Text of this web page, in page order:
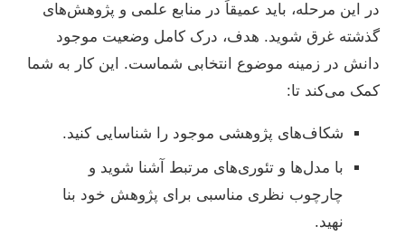
در این مرحله، باید عمیقاً در منابع علمی و پژوهش‌های
گذشته غرق شوید. هدف، درک کامل وضعیت موجود
دانش در زمینه موضوع انتخابی شماست. این کار به شما
کمک می‌کند تا:
شکاف‌های پژوهشی موجود را شناسایی کنید.
با مدل‌ها و تئوری‌های مرتبط آشنا شوید و
چارچوب نظری مناسبی برای پژوهش خود بنا
نهید.